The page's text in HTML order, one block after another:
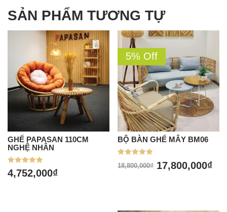
SẢN PHẨM TƯƠNG TỰ
GHẾ PAPASAN 110CM
NGHỆ NHÂN
Được xếp
hạng
4,752,000₫
5% Off
BỘ BÀN GHẾ MÂY BM06
Được xếp
hạng
18,800,000₫ 17,800,000₫